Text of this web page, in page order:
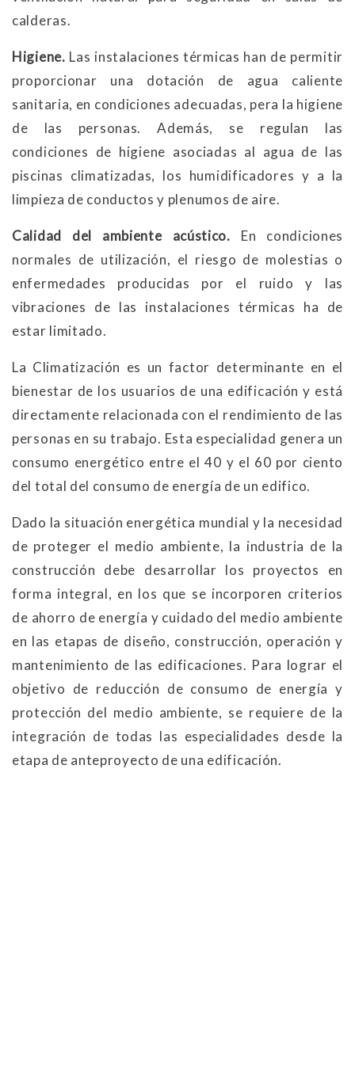
calderas.
Higiene. Las instalaciones térmicas han de permitir
proporcionar una dotación de agua caliente
sanitaria, en condiciones adecuadas, pera la higiene
de las personas. Además, se regulan las
condiciones de higiene asociadas al agua de las
piscinas climatizadas, los humidificadores y a la
limpieza de conductos y plenumos de aire.
Calidad del ambiente acústico. En condiciones
normales de utilización, el riesgo de molestias o
enfermedades producidas por el ruido y las
vibraciones de las instalaciones térmicas ha de
estar limitado.
La Climatización es un factor determinante en el
bienestar de los usuarios de una edificación y está
directamente relacionada con el rendimiento de las
personas en su trabajo. Esta especialidad genera un
consumo energético entre el 40 y el 60 por ciento
del total del consumo de energía de un edifico.
Dado la situación energética mundial y la necesidad
de proteger el medio ambiente, la industria de la
construcción debe desarrollar los proyectos en
forma integral, en los que se incorporen criterios
de ahorro de energía y cuidado del medio ambiente
en las etapas de diseño, construcción, operación y
mantenimiento de las edificaciones. Para lograr el
objetivo de reducción de consumo de energía y
protección del medio ambiente, se requiere de la
integración de todas las especialidades desde la
etapa de anteproyecto de una edificación.